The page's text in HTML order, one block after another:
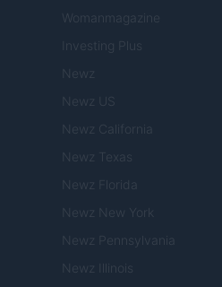
Womanmagazine
Investing Plus
Newz
Newz US
Newz California
Newz Texas
Newz Florida
Newz New York
Newz Pennsylvania
Newz Illinois